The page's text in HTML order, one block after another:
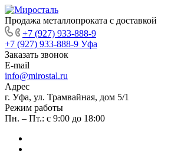
Продажа металлопроката с доставкой
+7 (927) 933-888-9
+7 (927) 933-888-9 Уфа
Заказать звонок
E-mail
info@mirostal.ru
Адрес
г. Уфа, ул. Трамвайная, дом 5/1
Режим работы
Пн. – Пт.: с 9:00 до 18:00